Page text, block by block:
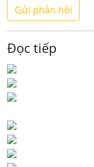
Đọc tiếp